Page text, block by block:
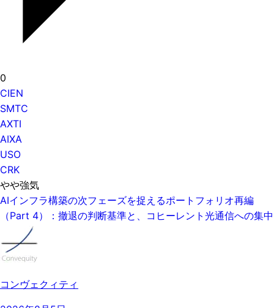
0
CIEN
SMTC
AXTI
AIXA
USO
CRK
やや強気
AIインフラ構築の次フェーズを捉えるポートフォリオ再編
（Part 4）：撤退の判断基準と、コヒーレント光通信への集中
コンヴェクィティ